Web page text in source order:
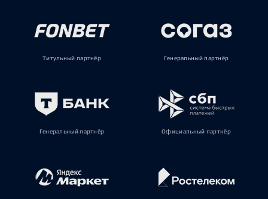
Титульный партнёр Генеральный партнёр
Генеральный партнёр Официальный партнёр